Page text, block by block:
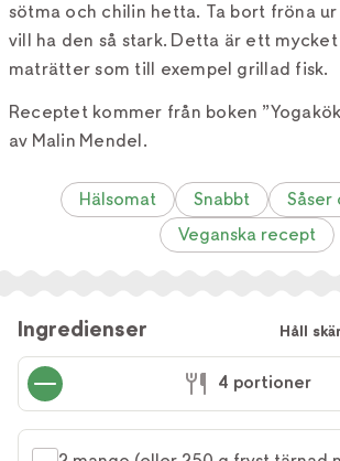
sötma och chilin hetta. Ta bort fröna
vill ha den så stark. Detta är ett
maträtter som till exempel grillad fisk.
Receptet kommer från boken
av Malin Mendel.
Hälsomat Snabbt
Såser
Veganska recept
Ingredienser Håll
4 portioner